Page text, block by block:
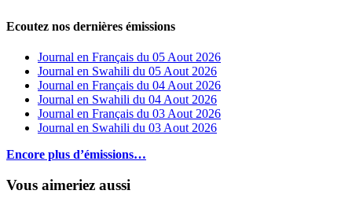
Ecoutez nos dernières émissions
Journal en Français du 05 Aout 2026
Journal en Swahili du 05 Aout 2026
Journal en Français du 04 Aout 2026
Journal en Swahili du 04 Aout 2026
Journal en Français du 03 Aout 2026
Journal en Swahili du 03 Aout 2026
Encore plus d’émissions…
Vous aimeriez aussi